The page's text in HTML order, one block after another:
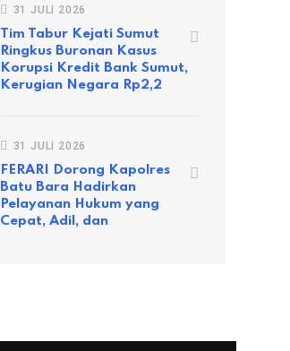
31 JULI 2026
Tim Tabur Kejati Sumut
Ringkus Buronan Kasus
Korupsi Kredit Bank Sumut,
Kerugian Negara Rp2,2
31 JULI 2026
FERARI Dorong Kapolres
Batu Bara Hadirkan
Pelayanan Hukum yang
Cepat, Adil, dan